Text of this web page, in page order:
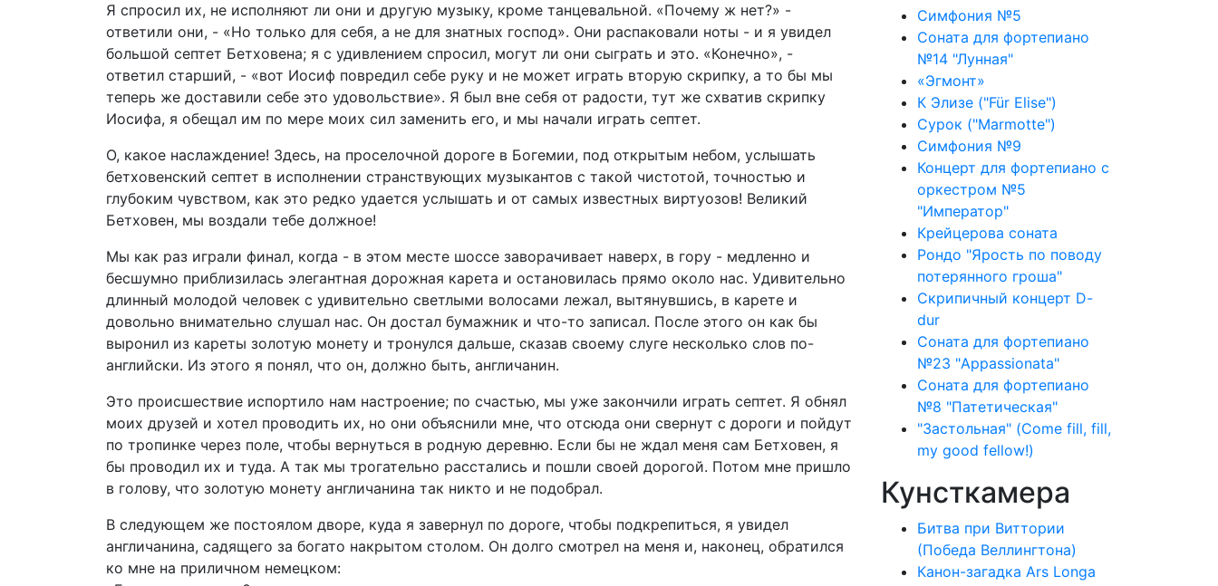
Я спросил их, не исполняют ли они и другую музыку, кроме танцевальной. «Почему ж нет?» -
ответили они, - «Но только для себя, а не для знатных господ». Они распаковали ноты - и я увидел
большой септет Бетховена; я с удивлением спросил, могут ли они сыграть и это. «Конечно», -
ответил старший, - «вот Иосиф повредил себе руку и не может играть вторую скрипку, а то бы мы
теперь же доставили себе это удовольствие». Я был вне себя от радости, тут же схватив скрипку
Иосифа, я обещал им по мере моих сил заменить его, и мы начали играть септет.
О, какое наслаждение! Здесь, на проселочной дороге в Богемии, под открытым небом, услышать
бетховенский септет в исполнении странствующих музыкантов с такой чистотой, точностью и
глубоким чувством, как это редко удается услышать и от самых известных виртуозов! Великий
Бетховен, мы воздали тебе должное!
Мы как раз играли финал, когда - в этом месте шоссе заворачивает наверх, в гору - медленно и
бесшумно приблизилась элегантная дорожная карета и остановилась прямо около нас. Удивительно
длинный молодой человек с удивительно светлыми волосами лежал, вытянувшись, в карете и
довольно внимательно слушал нас. Он достал бумажник и что-то записал. После этого он как бы
выронил из кареты золотую монету и тронулся дальше, сказав своему слуге несколько слов по-
английски. Из этого я понял, что он, должно быть, англичанин.
Это происшествие испортило нам настроение; по счастью, мы уже закончили играть септет. Я обнял
моих друзей и хотел проводить их, но они объяснили мне, что отсюда они свернут с дороги и пойдут
по тропинке через поле, чтобы вернуться в родную деревню. Если бы не ждал меня сам Бетховен, я
бы проводил их и туда. А так мы трогательно расстались и пошли своей дорогой. Потом мне пришло
в голову, что золотую монету англичанина так никто и не подобрал.
В следующем же постоялом дворе, куда я завернул по дороге, чтобы подкрепиться, я увидел
англичанина, садящего за богато накрытом столом. Он долго смотрел на меня и, наконец, обратился
ко мне на приличном немецком:
Симфония №5
Соната для фортепиано
№14 "Лунная"
«Эгмонт»
К Элизе ("Für Elise")
Сурок ("Marmotte")
Симфония №9
Концерт для фортепиано с
оркестром №5
"Император"
Крейцерова соната
Рондо "Ярость по поводу
потерянного гроша"
Скрипичный концерт D-
dur
Соната для фортепиано
№23 "Appassionata"
Соната для фортепиано
№8 "Патетическая"
"Застольная" (Come fill, fill,
my good fellow!)
Кунсткамера
Битва при Виттории
(Победа Веллингтона)
Канон-загадка Ars Longa